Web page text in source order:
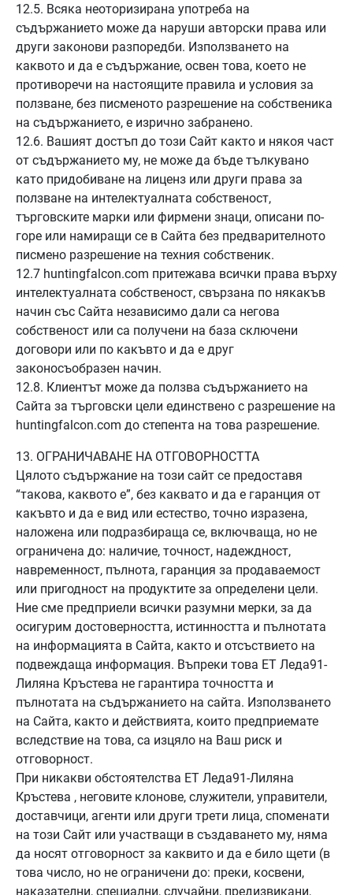
12.5. Всяка неоторизирана употреба на
съдържанието може да наруши авторски права или
други законови разпоредби. Използването на
каквото и да е съдържание, освен това, което не
противоречи на настоящите правила и условия за
ползване, без писменото разрешение на собственика
на съдържанието, е изрично забранено.
12.6. Вашият достъп до този Сайт както и някоя част
от съдържанието му, не може да бъде тълкувано
като придобиване на лиценз или други права за
ползване на интелектуалната собственост,
търговските марки или фирмени знаци, описани по-
горе или намиращи се в Сайта без предварителното
писмено разрешение на техния собственик.
12.7 huntingfalcon.com притежава всички права върху
интелектуалната собственост, свързана по някакъв
начин със Сайта независимо дали са негова
собственост или са получени на база сключени
договори или по какъвто и да е друг
законосъобразен начин.
12.8. Клиентът мoже да ползва съдържанието на
Сайта за търговски цели единствено с разрешение на
huntingfalcon.com до степента на това разрешение.
13. ОГРАНИЧАВАНЕ НА ОТГОВОРНОСТТА
Цялото съдържание на този сайт се предоставя
“такова, каквото е”, без каквато и да е гаранция от
какъвто и да е вид или естество, точно изразена,
наложена или подразбираща се, включваща, но не
ограничена до: наличие, точност, надеждност,
навременност, пълнота, гаранция за продаваемост
или пригодност на продуктите за определени цели.
Ние сме предприели всички разумни мерки, за да
осигурим достоверността, истинността и пълнотата
на информацията в Сайта, както и отсъствието на
подвеждаща информация. Въпреки това ЕТ Леда91-
Лиляна Кръстева не гарантира точността и
пълнотата на съдържанието на сайта. Използването
на Сайта, както и действията, които предприемате
вследствие на това, са изцяло на Ваш риск и
отговорност.
При никакви обстоятелства ЕТ Леда91-Лиляна
Кръстева , неговите клонове, служители, управители,
доставчици, агенти или други трети лица, споменати
на този Сайт или участващи в създаването му, няма
да носят отговорност за каквито и да е било щети (в
това число, но не ограничени до: преки, косвени,
наказателни, специални, случайни, предизвикани,